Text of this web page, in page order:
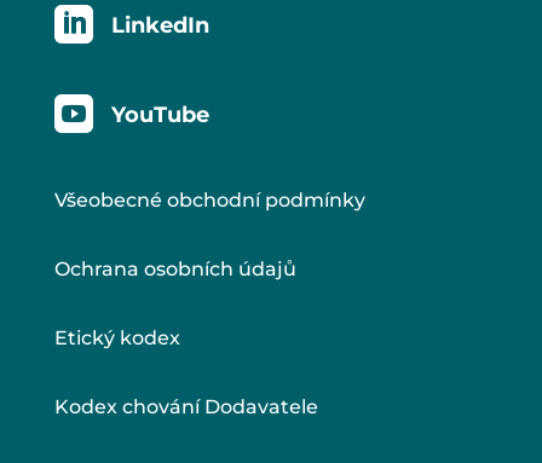
 LinkedIn
 YouTube
Všeobecné obchodní podmínky
Ochrana osobních údajů
Etický kodex
Kodex chování Dodavatele